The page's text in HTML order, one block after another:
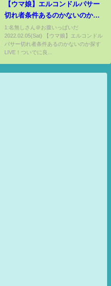
【ウマ娘】エルコンドルパサー
切れ者条件あるのかないのか探
すLIVE！ついでに良い因子くだ
さい
1:名無しさん＠お腹いっぱいだ
2022.02.05(Sat) 【ウマ娘】エルコンドル
パサー切れ者条件あるのかないのか探す
LIVE！ついでに良...